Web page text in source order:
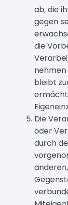
ab, die
gegen
die
bleibt
Die
oder
durch